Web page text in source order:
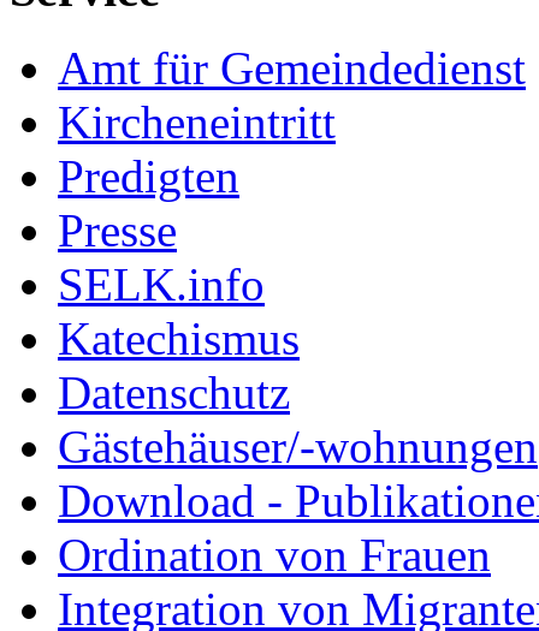
Amt für Gemeindedienst
Kircheneintritt
Predigten
Presse
SELK.info
Katechismus
Datenschutz
Gästehäuser/-wohnungen
Download -
Ordination von Frauen
Integration von